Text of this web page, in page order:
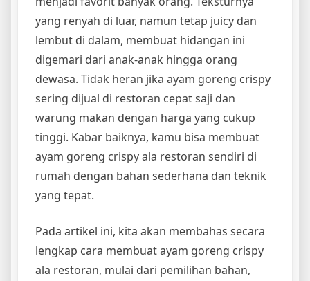
yang renyah di luar, namun tetap juicy dan
lembut di dalam, membuat hidangan ini
digemari dari anak-anak hingga orang
dewasa. Tidak heran jika ayam goreng crispy
sering dijual di restoran cepat saji dan
warung makan dengan harga yang cukup
tinggi. Kabar baiknya, kamu bisa membuat
ayam goreng crispy ala restoran sendiri di
rumah dengan bahan sederhana dan teknik
yang tepat.
Pada artikel ini, kita akan membahas secara
lengkap cara membuat ayam goreng crispy
ala restoran, mulai dari pemilihan bahan,